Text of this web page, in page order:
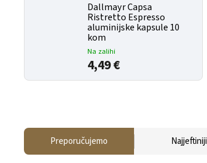
Dallmayr Capsa
Ristretto Espresso
aluminijske kapsule 10
kom
Na zalihi
4,49 €
Preporučujemo Najjeftiniji